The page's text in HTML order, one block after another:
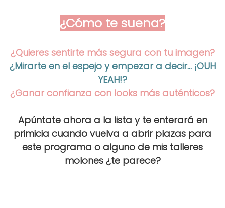
¿Cómo te suena?
¿Quieres sentirte más segura con tu imagen?
¿Mirarte en el espejo y empezar a decir... ¡OUH
YEAH!?
¿Ganar confianza con looks más auténticos?
Apúntate ahora a la lista y te enterará en
primicia cuando vuelva a abrir plazas para
este programa o alguno de mis talleres
molones ¿te parece?